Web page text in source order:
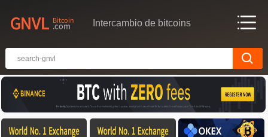
Intercambio de bitcoins